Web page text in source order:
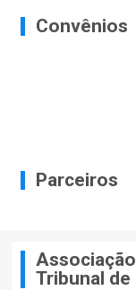
Convênios
Parceiros
Tribunal de